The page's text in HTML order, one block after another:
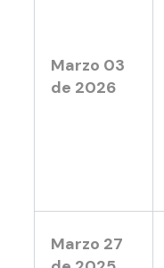
Marzo 03
de 2026
Marzo 27